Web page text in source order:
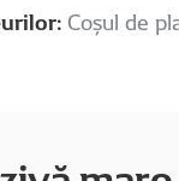
Coșul de